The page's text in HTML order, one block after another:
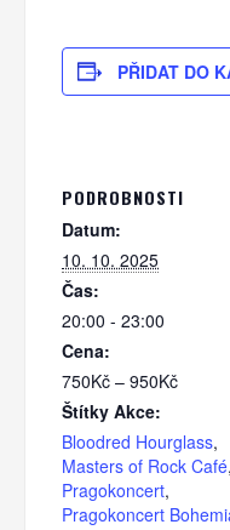
PŘIDAT DO
PODROBNOSTI
Datum:
10. 10. 2025
Čas:
20:00 - 23:00
Cena:
750Kč – 950Kč
Štítky Akce:
Bloodred Hourglass,
Masters of Rock Café,
Pragokoncert,
Pragokoncert